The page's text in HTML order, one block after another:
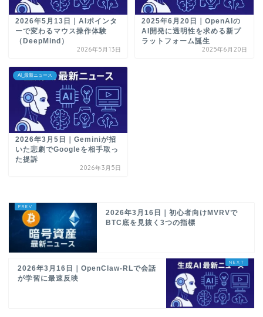
2026年5月13日｜AIポインタ
ーで変わるマウス操作体験
（DeepMind）
2026年5月13日
2025年6月20日｜OpenAIの
AI開発に透明性を求める新プ
ラットフォーム誕生
2025年6月20日
AI_最新ニュース
2026年3月5日｜Geminiが招
いた悲劇でGoogleを相手取っ
た提訴
2026年3月5日
2026年3月16日｜初心者向けMVRVで
BTC底を見抜く3つの指標
2026年3月16日｜OpenClaw-RLで会話
が学習に最速反映